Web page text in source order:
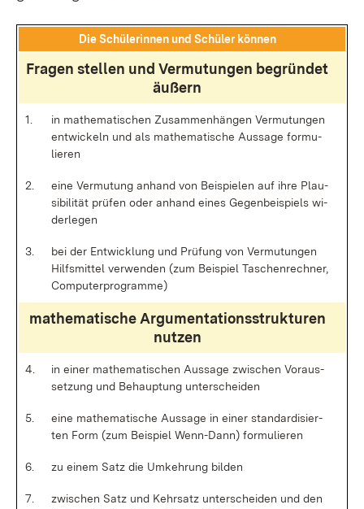
Die Schü­le­rin­nen und Schü­ler kön­nen
Fra­gen stel­len und Ver­mu­tun­gen be­grün­det
äu­ßern
1.
in ma­the­ma­ti­schen Zu­sam­men­hän­gen Ver­mu­tun­gen
ent­wi­ckeln und als ma­the­ma­ti­sche Aus­sa­ge for­mu­
lie­ren
2.
ei­ne Ver­mu­tung an­hand von Bei­spie­len auf ih­re Plau­
si­bi­li­tät prü­fen oder an­hand ei­nes Ge­gen­bei­spiels wi­
der­le­gen
3.
bei der Ent­wick­lung und Prü­fung von Ver­mu­tun­gen
Hilfs­mit­tel ver­wen­den (zum Bei­spiel Ta­schen­rech­ner,
Com­pu­ter­pro­gram­me)
ma­the­ma­ti­sche Ar­gu­men­ta­ti­ons­struk­tu­ren
nut­zen
4.
in ei­ner ma­the­ma­ti­schen Aus­sa­ge zwi­schen Vor­aus­
set­zung und Be­haup­tung un­ter­schei­den
5.
ei­ne ma­the­ma­ti­sche Aus­sa­ge in ei­ner stan­dar­di­sier­
ten Form (zum Bei­spiel Wen­n-Dann) for­mu­lie­ren
6. zu ei­nem Satz die Um­keh­rung bil­den
7.
zwi­schen Satz und Kehr­satz un­ter­schei­den und den